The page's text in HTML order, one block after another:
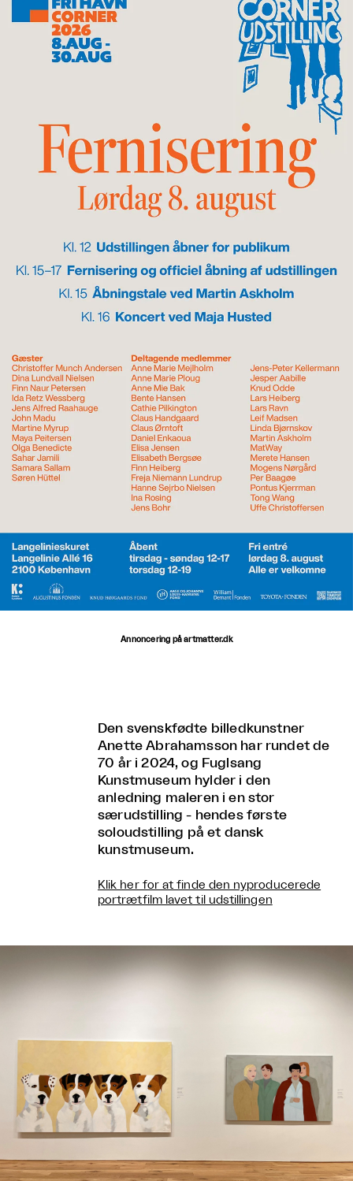
Annoncering på artmatter.dk
Den svenskfødte billedkunstner
Anette Abrahamsson har rundet de
70 år i 2024, og Fuglsang
Kunstmuseum hylder i den
anledning maleren i en stor
særudstilling - hendes første
soloudstilling på et dansk
kunstmuseum.
Klik her for at finde den nyproducerede
portrætfilm lavet til udstillingen